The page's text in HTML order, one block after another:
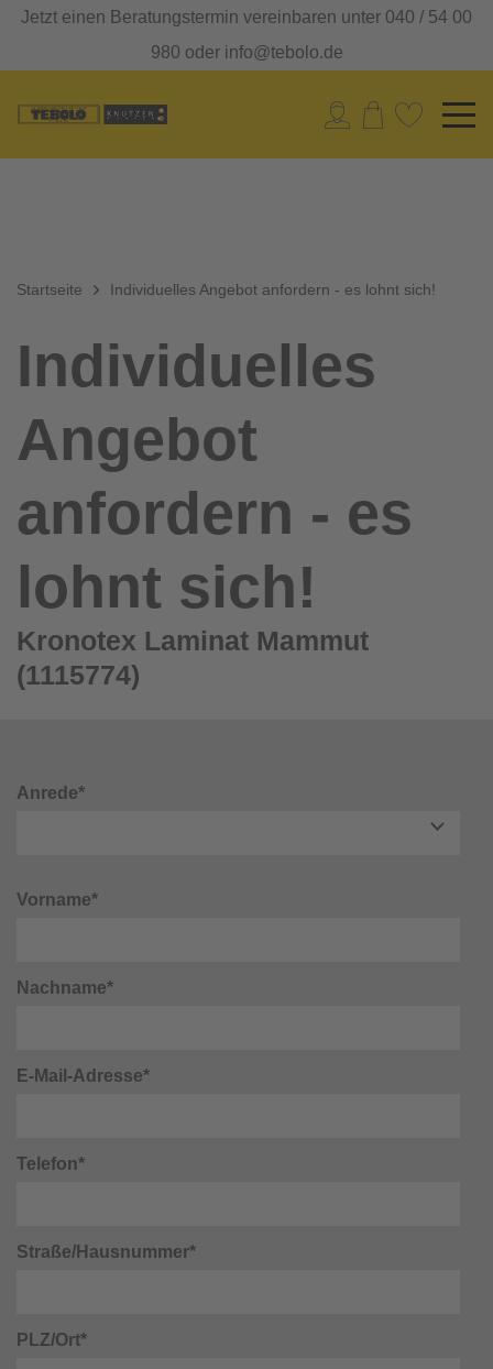
Jetzt einen Beratungstermin vereinbaren unter 040 / 54 00
980 oder info@tebolo.de
Startseite Individuelles Angebot anfordern - es lohnt sich!
Individuelles
Angebot
anfordern - es
lohnt sich!
Kronotex Laminat Mammut
(1115774)
Anrede*
Vorname*
Nachname*
E-Mail-Adresse*
Telefon*
Straße/Hausnummer*
PLZ/Ort*